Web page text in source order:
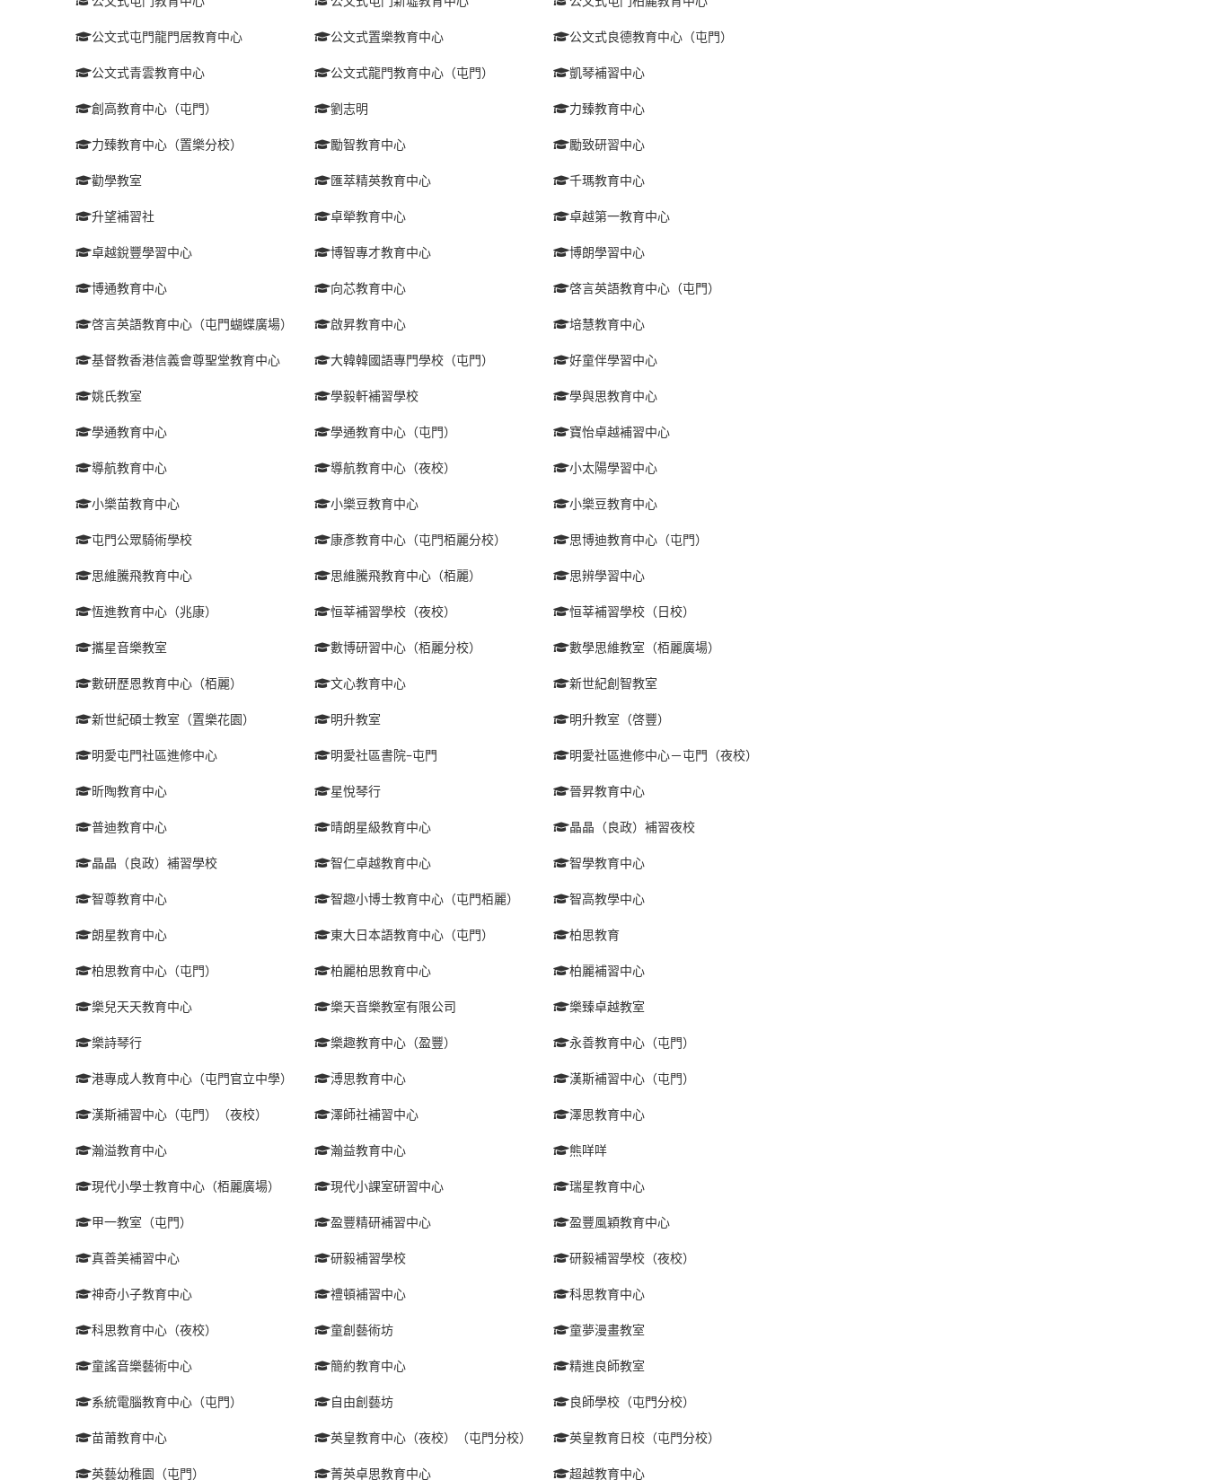
公文式屯門龍門居教育中心 公文式置樂教育中心 公文式良德教育中心（屯門）
公文式青雲教育中心 公文式龍門教育中心（屯門） 凱琴補習中心
創高教育中心（屯門） 劉志明 力臻教育中心
力臻教育中心（置樂分校） 勵智教育中心 勵致研習中心
勸學教室 匯萃精英教育中心 千瑪教育中心
升望補習社 卓犖教育中心 卓越第一教育中心
卓越銳豐學習中心 博智專才教育中心 博朗學習中心
博通教育中心 向芯教育中心 啓言英語教育中心（屯門）
啓言英語教育中心（屯門蝴蝶廣場） 啟昇教育中心 培慧教育中心
基督教香港信義會尊聖堂教育中心 大韓韓國語專門學校（屯門） 好童伴學習中心
姚氏教室 學毅軒補習學校 學與思教育中心
學通教育中心 學通教育中心（屯門） 寶怡卓越補習中心
導航教育中心 導航教育中心（夜校） 小太陽學習中心
小樂苗教育中心 小樂豆教育中心 小樂豆教育中心
屯門公眾騎術學校 康彥教育中心（屯門栢麗分校） 思博迪教育中心（屯門）
思維騰飛教育中心 思維騰飛教育中心（栢麗） 思辨學習中心
恆進教育中心（兆康） 恒莘補習學校（夜校） 恒莘補習學校（日校）
攜星音樂教室 數博研習中心（栢麗分校） 數學思維教室（栢麗廣場）
數研歷恩教育中心（栢麗） 文心教育中心 新世紀創智教室
新世紀碩士教室（置樂花園） 明升教室 明升教室（啓豐）
明愛屯門社區進修中心 明愛社區書院–屯門 明愛社區進修中心－屯門（夜校）
昕陶教育中心 星悅琴行 晉昇教育中心
普迪教育中心 晴朗星級教育中心 晶晶（良政）補習夜校
晶晶（良政）補習學校 智仁卓越教育中心 智學教育中心
智尊教育中心 智趣小博士教育中心（屯門栢麗） 智高教學中心
朗星教育中心 東大日本語教育中心（屯門） 柏思教育
柏思教育中心（屯門） 柏麗柏思教育中心 柏麗補習中心
樂兒天天教育中心 樂天音樂教室有限公司 樂臻卓越教室
樂詩琴行 樂趣教育中心（盈豐） 永善教育中心（屯門）
港專成人教育中心（屯門官立中學） 溥思教育中心 漢斯補習中心（屯門）
漢斯補習中心（屯門）（夜校） 澤師社補習中心 澤思教育中心
瀚溢教育中心 瀚益教育中心 熊咩咩
現代小學士教育中心（栢麗廣場） 現代小課室研習中心 瑞星教育中心
甲一教室（屯門） 盈豐精研補習中心 盈豐風穎教育中心
真善美補習中心 研毅補習學校 研毅補習學校（夜校）
神奇小子教育中心 禮頓補習中心 科思教育中心
科思教育中心（夜校） 童創藝術坊 童夢漫畫教室
童謠音樂藝術中心 簡約教育中心 精進良師教室
系統電腦教育中心（屯門） 自由創藝坊 良師學校（屯門分校）
苗莆教育中心 英皇教育中心（夜校）（屯門分校） 英皇教育日校（屯門分校）
英藝幼稚園（屯門） 菁英卓思教育中心 超越教育中心